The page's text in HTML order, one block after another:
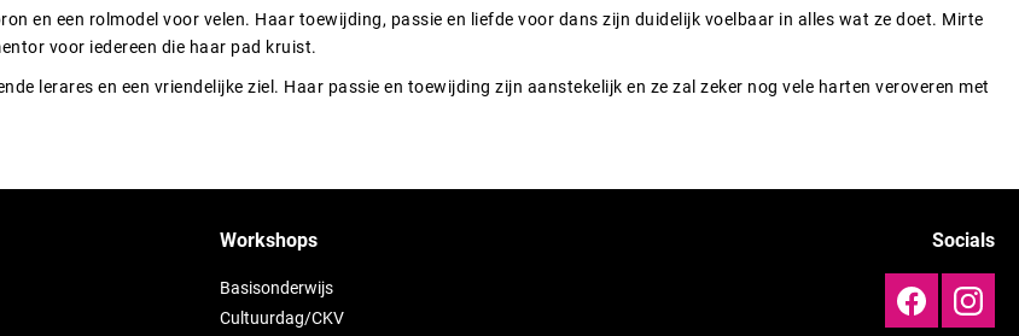
en een rolmodel voor velen. Haar toewijding, passie en liefde voor dans zijn duidelijk voelbaar in alles wat ze doet. Mirte
voor iedereen die haar pad kruist.
lerares en een vriendelijke ziel. Haar passie en toewijding zijn aanstekelijk en ze zal zeker nog vele harten veroveren met
Workshops
Basisonderwijs
Cultuurdag/CKV
Socials